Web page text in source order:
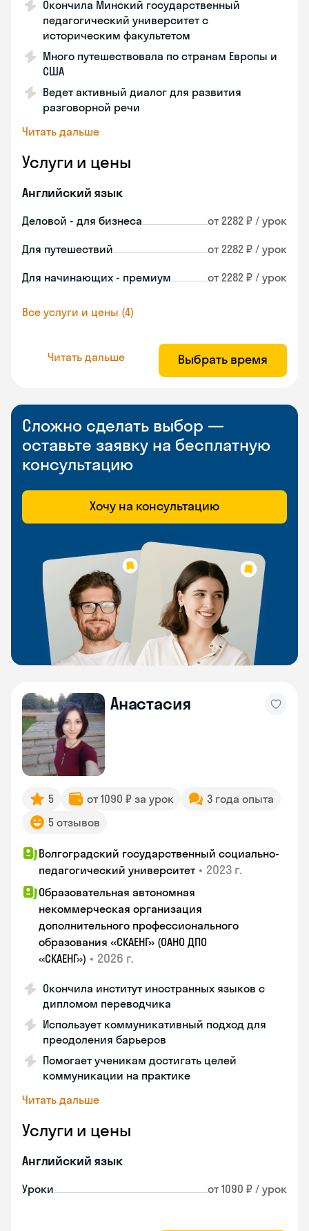
Окончила Минский государственный
педагогический университет с
историческим факультетом
Много путешествовала по странам Европы и
США
Ведет активный диалог для развития
разговорной речи
Читать дальше
Услуги и цены
Английский язык
Деловой - для бизнеса от 2282 ₽ / урок
Для путешествий от 2282 ₽ / урок
Для начинающих - премиум от 2282 ₽ / урок
Все услуги и цены (4)
Читать дальше Выбрать время
Сложно сделать выбор —
оставьте заявку на бесплатную
консультацию
Хочу на консультацию
Анастасия
5 от 1090 ₽ за урок
3 года опыта
5 отзывов
Волгоградский государственный социально-
педагогический университет • 2023 г.
Образовательная автономная
некоммерческая организация
дополнительного профессионального
образования «СКАЕНГ» (ОАНО ДПО
«СКАЕНГ») • 2026 г.
Окончила институт иностранных языков с
дипломом переводчика
Использует коммуникативный подход для
преодоления барьеров
Помогает ученикам достигать целей
коммуникации на практике
Читать дальше
Услуги и цены
Английский язык
Уроки от 1090 ₽ / урок